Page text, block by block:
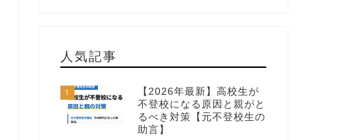
人気記事
1
【2026年最新】高校生が
不登校になる原因と親がと
るべき対策【元不登校生の
助言】